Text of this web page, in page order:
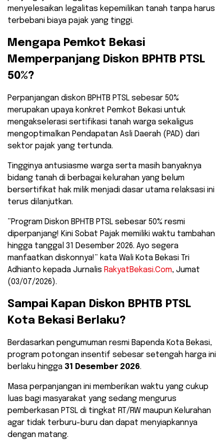
menyelesaikan legalitas kepemilikan tanah tanpa harus
terbebani biaya pajak yang tinggi.
Mengapa Pemkot Bekasi
Memperpanjang Diskon BPHTB PTSL
50%?
​Perpanjangan diskon BPHTB PTSL sebesar 50%
merupakan upaya konkret Pemkot Bekasi untuk
mengakselerasi sertifikasi tanah warga sekaligus
mengoptimalkan Pendapatan Asli Daerah (PAD) dari
sektor pajak yang tertunda.
Tingginya antusiasme warga serta masih banyaknya
bidang tanah di berbagai kelurahan yang belum
bersertifikat hak milik menjadi dasar utama relaksasi ini
terus dilanjutkan.
​”Program Diskon BPHTB PTSL sebesar 50% resmi
diperpanjang! Kini Sobat Pajak memiliki waktu tambahan
hingga tanggal 31 Desember 2026. Ayo segera
manfaatkan diskonnya!” kata Wali Kota Bekasi Tri
Adhianto kepada Jurnalis RakyatBekasi.Com, Jumat
(03/07/2026).
Sampai Kapan Diskon BPHTB PTSL
Kota Bekasi Berlaku?
​Berdasarkan pengumuman resmi Bapenda Kota Bekasi,
program potongan insentif sebesar setengah harga ini
berlaku hingga 31 Desember 2026.
Masa perpanjangan ini memberikan waktu yang cukup
luas bagi masyarakat yang sedang mengurus
pemberkasan PTSL di tingkat RT/RW maupun Kelurahan
agar tidak terburu-buru dan dapat menyiapkannya
dengan matang.